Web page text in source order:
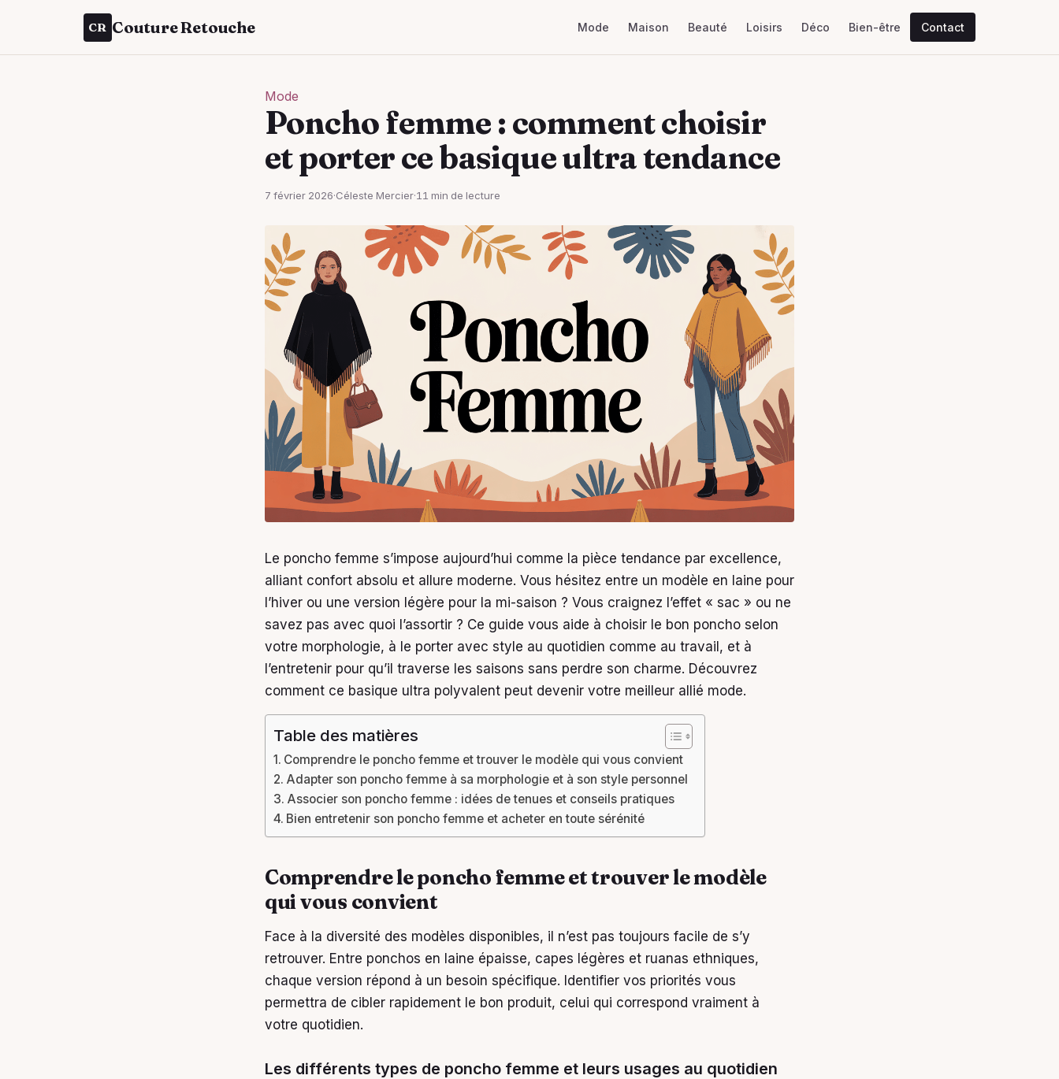
CR Couture Retouche Mode Maison Beauté Loisirs Déco Bien-être Contact
Mode
Poncho femme : comment choisir
et porter ce basique ultra tendance
7 février 2026·Céleste Mercier·11 min de lecture
Le poncho femme s’impose aujourd’hui comme la pièce tendance par excellence,
alliant confort absolu et allure moderne. Vous hésitez entre un modèle en laine pour
l’hiver ou une version légère pour la mi-saison ? Vous craignez l’effet « sac » ou ne
savez pas avec quoi l’assortir ? Ce guide vous aide à choisir le bon poncho selon
votre morphologie, à le porter avec style au quotidien comme au travail, et à
l’entretenir pour qu’il traverse les saisons sans perdre son charme. Découvrez
comment ce basique ultra polyvalent peut devenir votre meilleur allié mode.
Table des matières
Comprendre le poncho femme et trouver le modèle qui vous convient
Adapter son poncho femme à sa morphologie et à son style personnel
Associer son poncho femme : idées de tenues et conseils pratiques
Bien entretenir son poncho femme et acheter en toute sérénité
Comprendre le poncho femme et trouver le modèle
qui vous convient
Face à la diversité des modèles disponibles, il n’est pas toujours facile de s’y
retrouver. Entre ponchos en laine épaisse, capes légères et ruanas ethniques,
chaque version répond à un besoin spécifique. Identifier vos priorités vous
permettra de cibler rapidement le bon produit, celui qui correspond vraiment à
votre quotidien.
Les différents types de poncho femme et leurs usages au quotidien